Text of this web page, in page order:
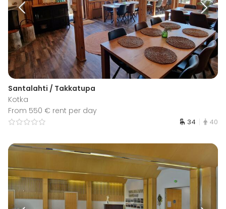
Santalahti / Takkatupa
Kotka
From 550 € rent per day
34 40